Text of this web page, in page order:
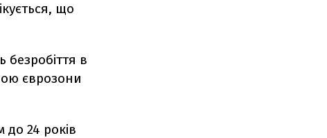
що
безробіття в
єврозони
до 24 років